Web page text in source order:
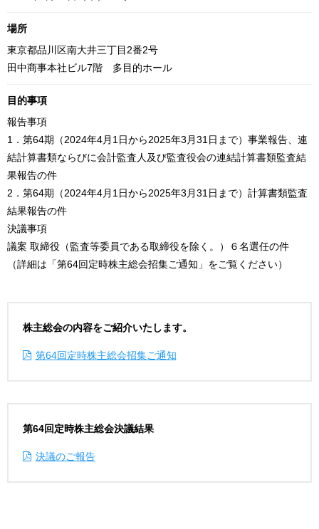
場所
東京都品川区南大井三丁目2番2号
田中商事本社ビル7階 多目的ホール
目的事項
報告事項
1．第64期（2024年4月1日から2025年3月31日まで）事業報告、連
結計算書類ならびに会計監査人及び監査役会の連結計算書類監査結
果報告の件
2．第64期（2024年4月1日から2025年3月31日まで）計算書類監査
結果報告の件
決議事項
議案 取締役（監査等委員である取締役を除く。）６名選任の件
（詳細は「第64回定時株主総会招集ご通知」をご覧ください）
株主総会の内容をご紹介いたします。
第64回定時株主総会招集ご通知
第64回定時株主総会決議結果
決議のご報告